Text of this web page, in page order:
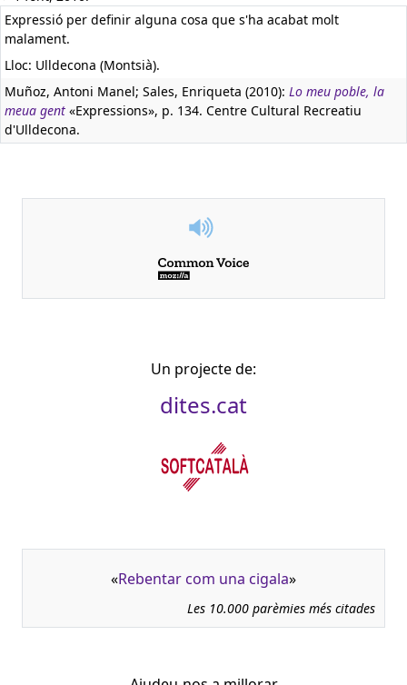
Expressió per definir alguna cosa que s'ha acabat molt
malament.
Lloc: Ulldecona (Montsià).
Muñoz, Antoni Manel; Sales, Enriqueta (2010): Lo meu poble, la
meua gent «Expressions», p. 134. Centre Cultural Recreatiu
d'Ulldecona.
Un projecte de:
dites.cat
«Rebentar com una cigala»
Les 10.000 parèmies més citades